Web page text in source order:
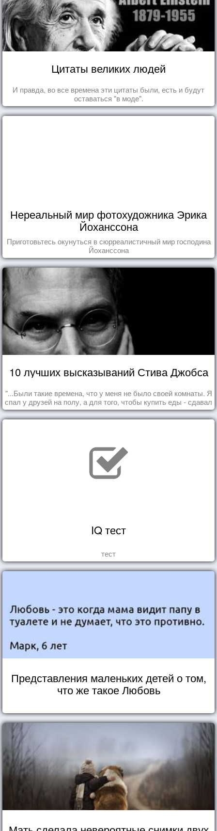
Цитаты великих людей
И правда, во все времена эти цитаты были, есть и будут
оставаться "в моде".
Нереальный мир фотохудожника Эрика
Йоханссона
Приготовьтесь окунуться в сюрреалистичный мир господина
Йоханссона
10 лучших высказываний Стива Джобса
"...Были такие времена, что у меня не было своей комнаты. Я
спал у друзей на полу, а для того, чтобы купить еды - сдавал
бутылки из под кока-колы"
IQ тест
тест
Представления маленьких детей о том,
что же такое Любовь